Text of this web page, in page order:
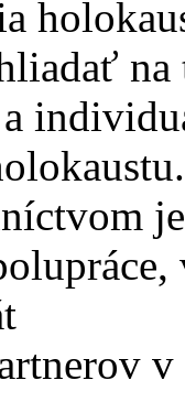
na